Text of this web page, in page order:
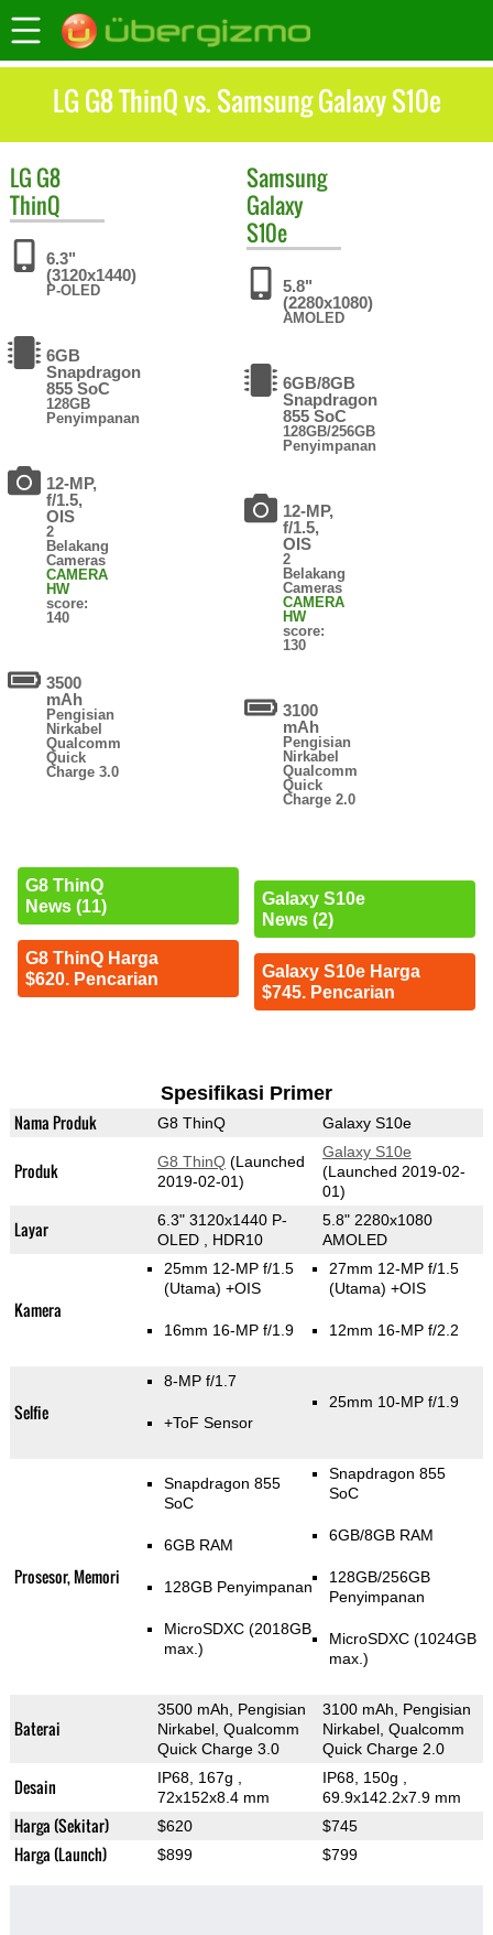
LG G8 ThinQ vs. Samsung Galaxy S10e
LG G8
ThinQ
6.3"
(3120x1440)
P-OLED
6GB
Snapdragon
855 SoC
128GB
Penyimpanan
12-MP,
f/1.5,
OIS
2
Belakang
Cameras
CAMERA
HW
score:
140
3500
mAh
Pengisian
Nirkabel
Qualcomm
Quick
Charge 3.0
G8 ThinQ
News (11)
G8 ThinQ Harga
$620. Pencarian
Samsung
Galaxy
S10e
5.8"
(2280x1080)
AMOLED
6GB/8GB
Snapdragon
855 SoC
128GB/256GB
Penyimpanan
12-MP,
f/1.5,
OIS
2
Belakang
Cameras
CAMERA
HW
score:
130
3100
mAh
Pengisian
Nirkabel
Qualcomm
Quick
Charge 2.0
Galaxy S10e
News (2)
Galaxy S10e Harga
$745. Pencarian
Spesifikasi Primer
Nama Produk G8 ThinQ Galaxy S10e
Produk G8 ThinQ(Launched
2019-02-01)
Galaxy S10e
(Launched 2019-02-
01)
Layar
6.3" 3120x1440 P-
OLED , HDR10
5.8" 2280x1080
AMOLED
Kamera
25mm 12-MP f/1.5
(Utama) +OIS
16mm 16-MP f/1.9
27mm 12-MP f/1.5
(Utama) +OIS
12mm 16-MP f/2.2
Selfie
8-MP f/1.7
+ToF Sensor
25mm 10-MP f/1.9
Prosesor, Memori
Snapdragon 855
SoC
6GB RAM
128GB Penyimpanan
MicroSDXC (2018GB
max.)
Snapdragon 855
SoC
6GB/8GB RAM
128GB/256GB
Penyimpanan
MicroSDXC (1024GB
max.)
Baterai
3500 mAh, Pengisian
Nirkabel, Qualcomm
Quick Charge 3.0
3100 mAh, Pengisian
Nirkabel, Qualcomm
Quick Charge 2.0
Desain IP68, 167g
72x152x8.4 mm
IP68, 150g
69.9x142.2x7.9 mm
Harga (Sekitar) $620 $745
Harga (Launch) $899 $799